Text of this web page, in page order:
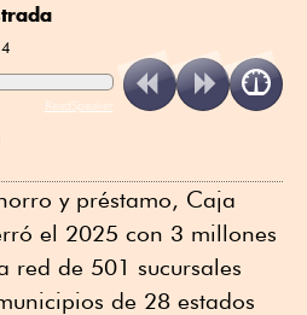
ReadSpeaker
y préstamo, Caja
el 2025 con 3 millones
red de 501 sucursales
de 28 estados